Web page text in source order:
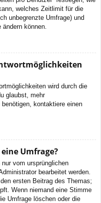
welches Zeitlimit für die
unbegrenzte Umfrage) und
können.
wird durch die
glaubst, mehr
kontaktiere einen
Umfrage?
vom ursprünglichen
bearbeitet werden.
ersten Beitrag des Themas;
Wenn niemand eine Stimme
Umfrage löschen oder die